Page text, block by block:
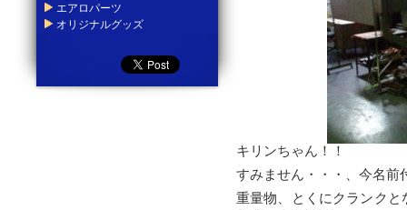
キリンちゃん！！
すみません・・・、今名前
重量物、とくにクランク
エアロパーツ
オリジナルグッズ